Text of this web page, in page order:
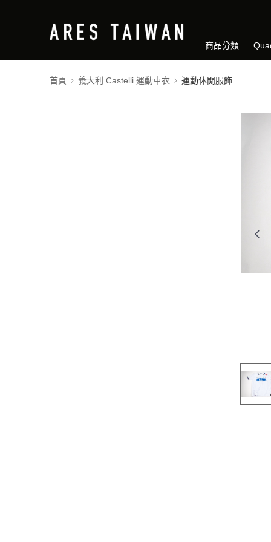
商品分類
首頁 義大利 Castelli 運動車衣 運動休閒服飾